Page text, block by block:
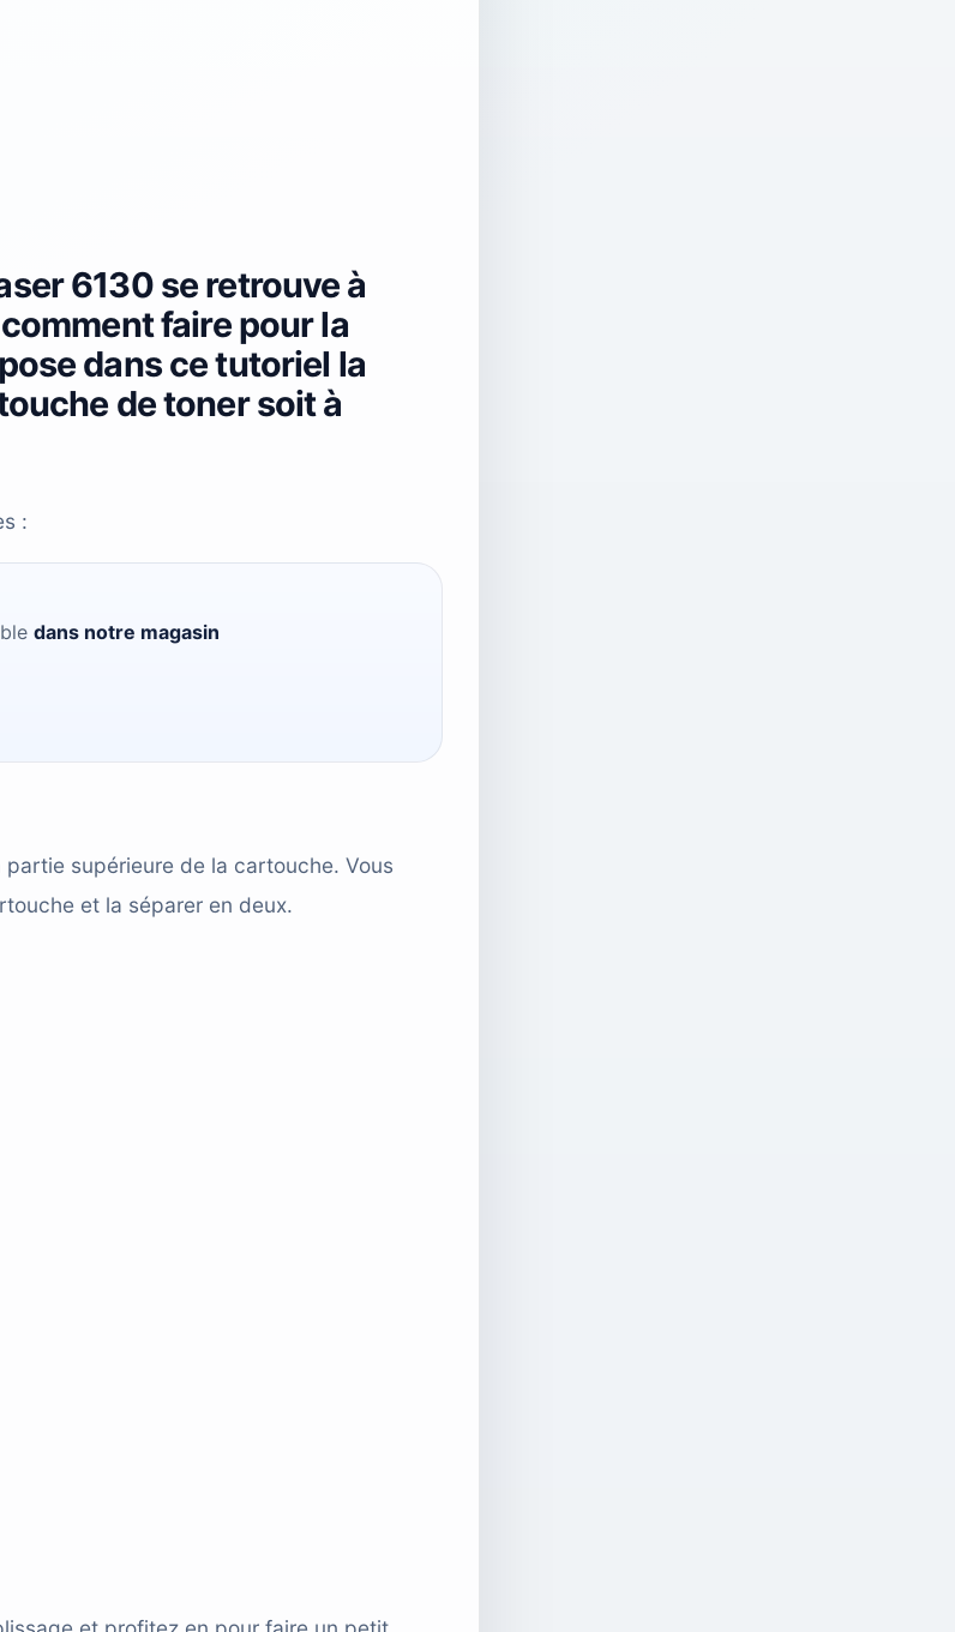
6130 se retrouve à
faire pour la
dans ce tutoriel la
de toner soit à
:
dans notre magasin
supérieure de la cartouche. Vous
et la séparer en deux.